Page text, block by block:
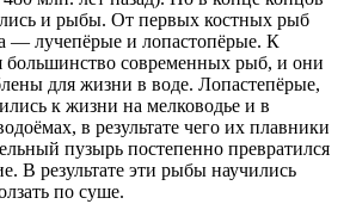
и рыбы. От первых костных рыб
— лучепёрые и лопастопёрые. К
большинство современных рыб, и они
для жизни в воде. Лопастепёрые,
к жизни на мелководье и в
в результате чего их плавники
пузырь постепенно превратился
В результате эти рыбы научились
по суше.